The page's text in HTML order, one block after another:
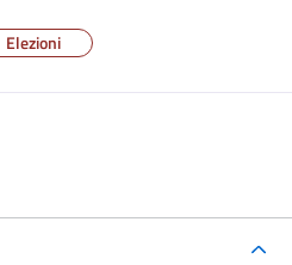
Elezioni